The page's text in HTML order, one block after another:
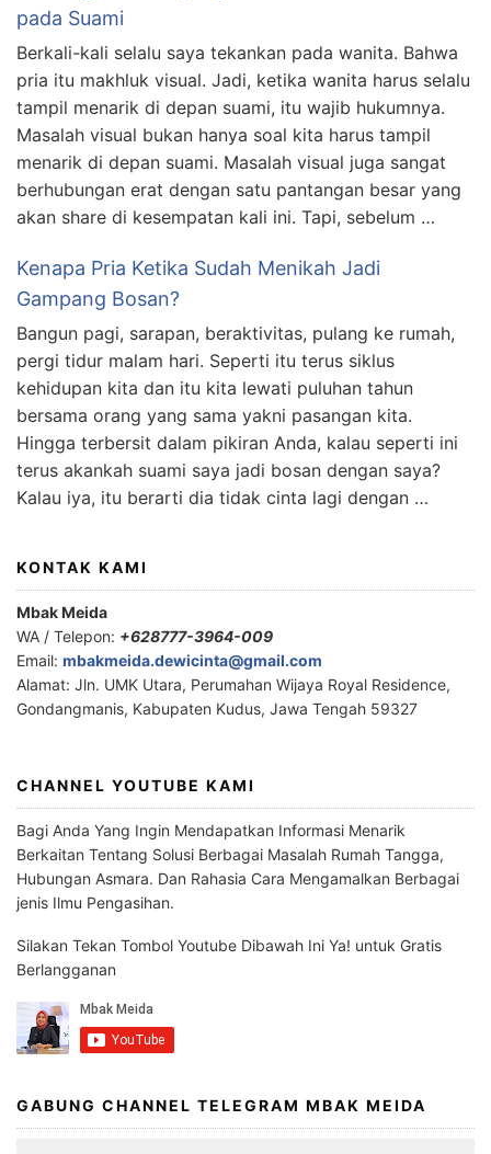
pada Suami
Berkali-kali selalu saya tekankan pada wanita. Bahwa
pria itu makhluk visual. Jadi, ketika wanita harus selalu
tampil menarik di depan suami, itu wajib hukumnya.
Masalah visual bukan hanya soal kita harus tampil
menarik di depan suami. Masalah visual juga sangat
berhubungan erat dengan satu pantangan besar yang
akan share di kesempatan kali ini. Tapi, sebelum …
Kenapa Pria Ketika Sudah Menikah Jadi
Gampang Bosan?
Bangun pagi, sarapan, beraktivitas, pulang ke rumah,
pergi tidur malam hari. Seperti itu terus siklus
kehidupan kita dan itu kita lewati puluhan tahun
bersama orang yang sama yakni pasangan kita.
Hingga terbersit dalam pikiran Anda, kalau seperti ini
terus akankah suami saya jadi bosan dengan saya?
Kalau iya, itu berarti dia tidak cinta lagi dengan …
KONTAK KAMI
Mbak Meida
WA / Telepon: +628777-3964-009
Email: mbakmeida.dewicinta@gmail.com
Alamat: Jln. UMK Utara, Perumahan Wijaya Royal Residence,
Gondangmanis, Kabupaten Kudus, Jawa Tengah 59327
CHANNEL YOUTUBE KAMI
Bagi Anda Yang Ingin Mendapatkan Informasi Menarik
Berkaitan Tentang Solusi Berbagai Masalah Rumah Tangga,
Hubungan Asmara. Dan Rahasia Cara Mengamalkan Berbagai
jenis Ilmu Pengasihan.
Silakan Tekan Tombol Youtube Dibawah Ini Ya! untuk Gratis
Berlangganan
GABUNG CHANNEL TELEGRAM MBAK MEIDA